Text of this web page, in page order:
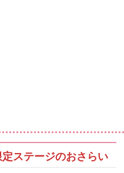
ステージのおさらい